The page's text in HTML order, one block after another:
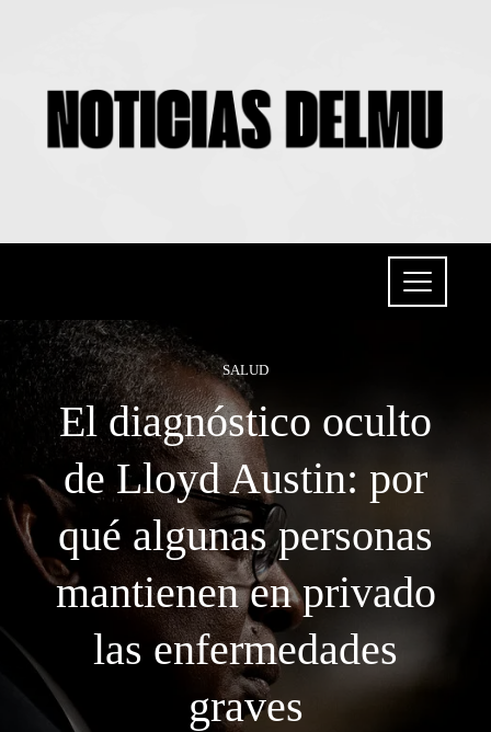
SALUD
El diagnóstico oculto
de Lloyd Austin: por
qué algunas personas
mantienen en privado
las enfermedades
graves